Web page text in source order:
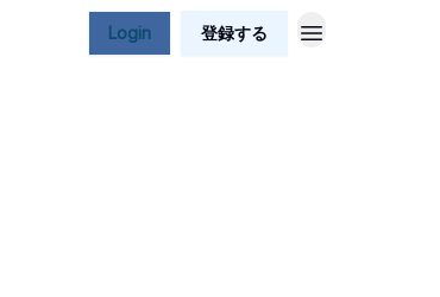
Login 登録する